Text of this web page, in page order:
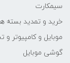
سیمکارت
خرید و تمدید بسته
موبایل و کامپیوتر و
گوشی موبایل